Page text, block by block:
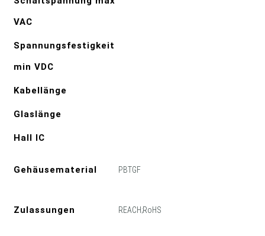
VAC
Spannungsfestigkeit
min VDC
Kabellänge
Glaslänge
Hall IC
Gehäusematerial PBTGF
Zulassungen REACH;RoHS